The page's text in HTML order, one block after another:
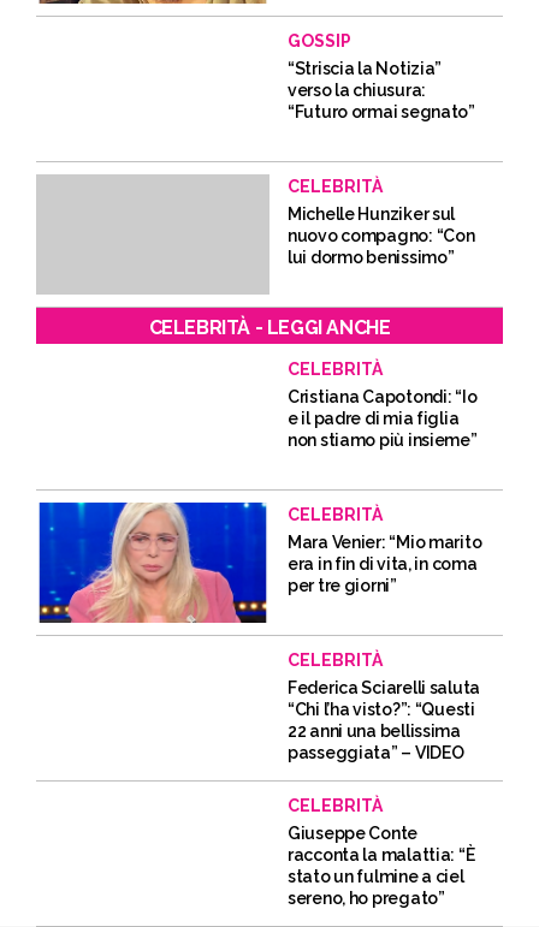
GOSSIP
“Striscia la Notizia”
verso la chiusura:
“Futuro ormai segnato”
CELEBRITÀ
Michelle Hunziker sul
nuovo compagno: “Con
lui dormo benissimo”
CELEBRITÀ - LEGGI ANCHE
CELEBRITÀ
Cristiana Capotondi: “Io
e il padre di mia figlia
non stiamo più insieme”
CELEBRITÀ
Mara Venier: “Mio marito
era in fin di vita, in coma
per tre giorni”
CELEBRITÀ
Federica Sciarelli saluta
“Chi l’ha visto?”: “Questi
22 anni una bellissima
passeggiata” – VIDEO
CELEBRITÀ
Giuseppe Conte
racconta la malattia: “È
stato un fulmine a ciel
sereno, ho pregato”